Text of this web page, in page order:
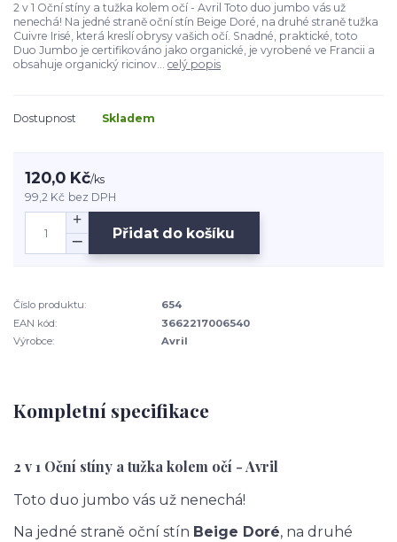
2 v 1 Oční stíny a tužka kolem očí - Avril Toto duo jumbo vás už
nenechá! Na jedné straně oční stín Beige Doré, na druhé straně tužka
Cuivre Irisé, která kreslí obrysy vašich očí. Snadné, praktické, toto
Duo Jumbo je certifikováno jako organické, je vyrobené ve Francii a
obsahuje organický ricinov... celý popis
Dostupnost Skladem
120,0 Kč/ks
99,2 Kč bez DPH
Přidat do košíku
Číslo produktu:
654
EAN kód:
3662217006540
Výrobce:
Avril
Kompletní specifikace
2 v 1 Oční stíny a tužka kolem očí - Avril
Toto duo jumbo vás už nenechá!
Na jedné straně oční stín Beige Doré, na druhé